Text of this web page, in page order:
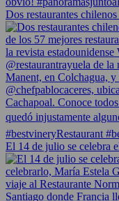
Dos restaurantes
El 14 de julio se celebra